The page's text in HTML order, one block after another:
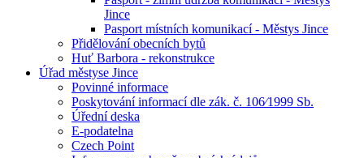
Jince
Pasport místních komunikací - Městys Jince
Přidělování obecních bytů
Huť Barbora - rekonstrukce
Úřad městyse Jince
Povinné informace
Poskytování informací dle zák. č. 106⁄1999 Sb.
Úřední deska
E-podatelna
Czech Point